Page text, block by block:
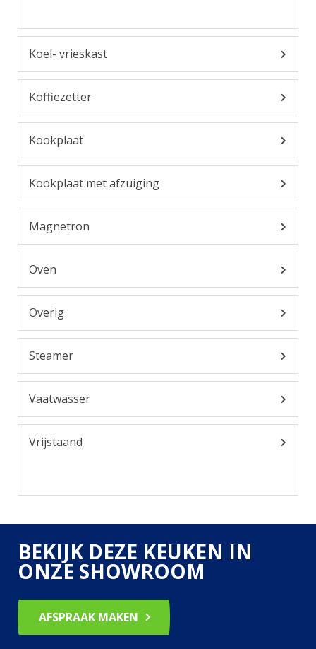
Koel- vrieskast
Koffiezetter
Kookplaat
Kookplaat met afzuiging
Magnetron
Oven
Overig
Steamer
Vaatwasser
Vrijstaand
BEKIJK DEZE KEUKEN IN
ONZE SHOWROOM
AFSPRAAK MAKEN